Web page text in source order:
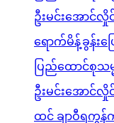
ဦးမင်းအောင်လှို
ရောက်မိန့်ခွန်းပြ
ပြည်ထောင်စုသ
ဦးမင်းအောင်လှို
ထင် ချာဝီရကွန်